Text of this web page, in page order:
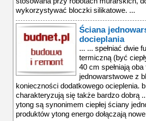
wykorzystywać bloczki silikatowe. ...
Ściana
docieplania
... ... spełniać dwie
termiczną (być
40 cm spełniają
jednowarstwowe z
konieczności dodatkowego ocieplenia.
charakteryzują się także bardzo dobrą
ytong są synonimem ciepłej ściany
produktów ytong energo dołączają